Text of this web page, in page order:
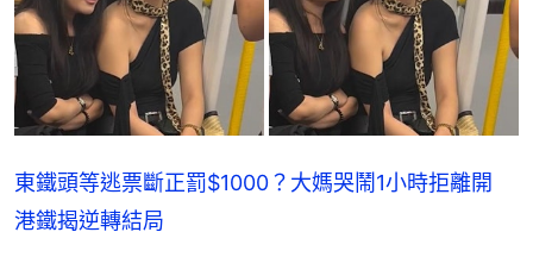
東鐵頭等逃票斷正罰$1000？大媽哭鬧1小時拒離開
港鐵揭逆轉結局